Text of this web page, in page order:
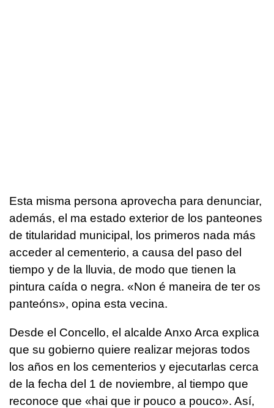
Esta misma persona aprovecha para denunciar,
además, el ma estado exterior de los panteones
de titularidad municipal, los primeros nada más
acceder al cementerio, a causa del paso del
tiempo y de la lluvia, de modo que tienen la
pintura caída o negra. «Non é maneira de ter os
panteóns», opina esta vecina.
Desde el Concello, el alcalde Anxo Arca explica
que su gobierno quiere realizar mejoras todos
los años en los cementerios y ejecutarlas cerca
de la fecha del 1 de noviembre, al tiempo que
reconoce que «hai que ir pouco a pouco». Así,